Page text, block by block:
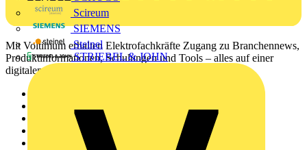
Scireum
SIEMENS
Steinel
STRIEBEL & JOHN
Mit Voltimum erhalten Elektrofachkräfte Zugang zu Branchennews,
Produktinformationen, Schulungen und Tools – alles auf einer
digitalen Plattform und Community.
Produktsuche